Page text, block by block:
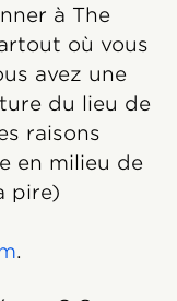
à The
où vous
avez une
du lieu de
raisons
en milieu de
pire)
.